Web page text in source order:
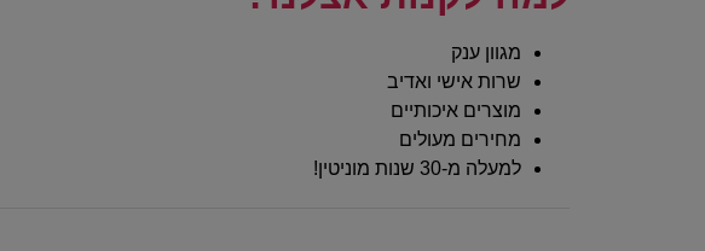
מגוון ענק
שרות אישי ואדיב
מוצרים איכותיים
מחירים מעולים
למעלה מ-30 שנות מוניטין!